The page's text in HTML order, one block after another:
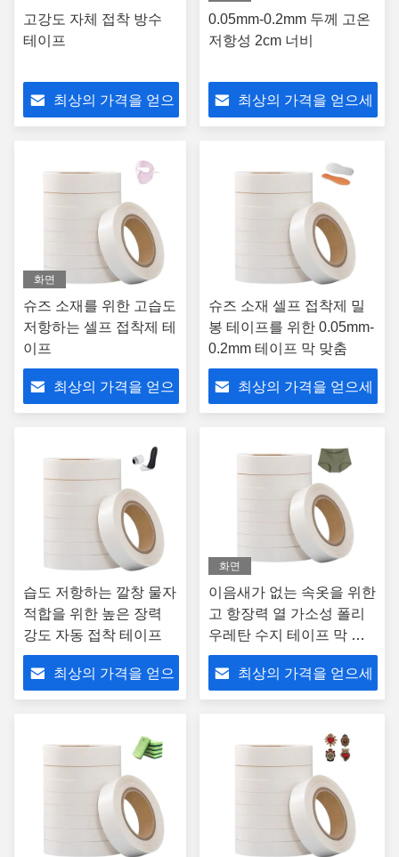
고강도 자체 접착 방수
테이프
최상의 가격을 얻으
0.05mm-0.2mm 두께 고온
저항성 2cm 너비
최상의 가격을 얻으세
화면
슈즈 소재를 위한 고습도
저항하는 셀프 접착제 테
이프
최상의 가격을 얻으
슈즈 소재 셀프 접착제 밀
봉 테이프를 위한 0.05mm-
0.2mm 테이프 막 맞춤
최상의 가격을 얻으세
습도 저항하는 깔창 물자
적합을 위한 높은 장력
강도 자동 접착 테이프
최상의 가격을 얻으
화면
이음새가 없는 속옷을 위한
고 항장력 열 가소성 폴리
우레탄 수지 테이프 막 셀
프 접착제 개봉 테프 맞춤
최상의 가격을 얻으세